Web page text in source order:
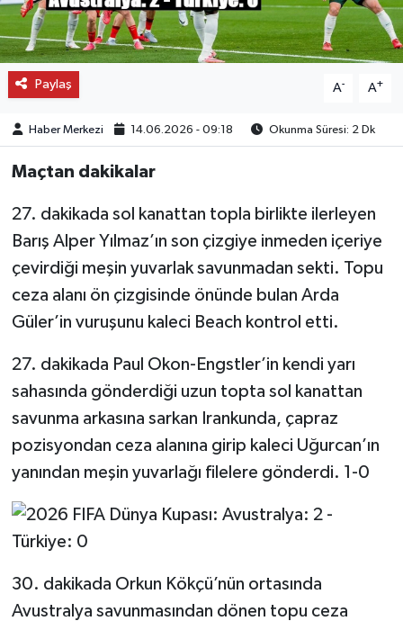
Paylaş A- A+
Haber Merkezi 14.06.2026 - 09:18 Okunma Süresi: 2 Dk
Maçtan dakikalar
27. dakikada sol kanattan topla birlikte ilerleyen
Barış Alper Yılmaz’ın son çizgiye inmeden içeriye
çevirdiği meşin yuvarlak savunmadan sekti. Topu
ceza alanı ön çizgisinde önünde bulan Arda
Güler’in vuruşunu kaleci Beach kontrol etti.
27. dakikada Paul Okon-Engstler’in kendi yarı
sahasında gönderdiği uzun topta sol kanattan
savunma arkasına sarkan Irankunda, çapraz
pozisyondan ceza alanına girip kaleci Uğurcan’ın
yanından meşin yuvarlağı filelere gönderdi. 1-0
30. dakikada Orkun Kökçü’nün ortasında
Avustralya savunmasından dönen topu ceza
SPOR
FİNANS